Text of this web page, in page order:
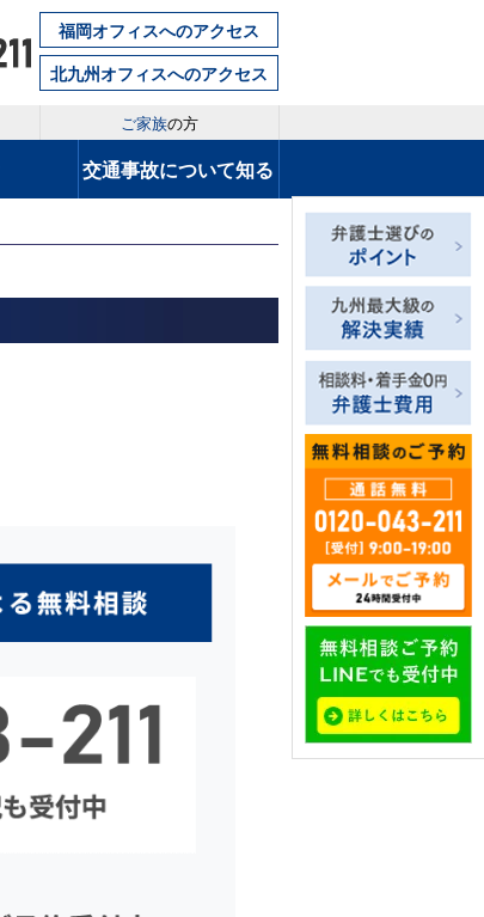
福岡オフィスへのアクセス
北九州オフィスへのアクセス
ご家族の方
交通事故について知る